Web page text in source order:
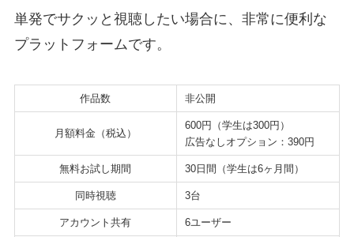
単発でサクッと視聴したい場合に、非常に便利な
プラットフォームです。
作品数 非公開
月額料金（税込）
600円（学生は300円）
広告なしオプション：390円
無料お試し期間 30日間（学生は6ヶ月間）
同時視聴 3台
アカウント共有 6ユーザー